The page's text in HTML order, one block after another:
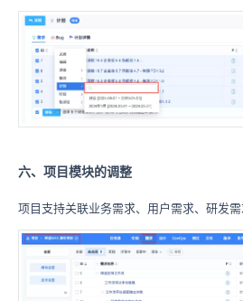
六、项目模块的调整
项目支持关联业务需求、用户需求、研发